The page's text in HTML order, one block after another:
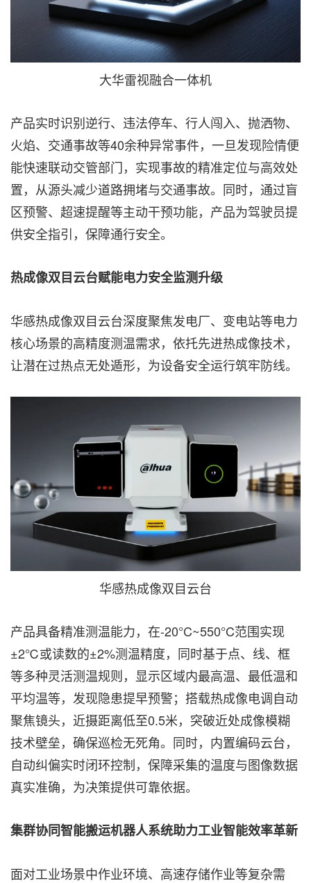
大华雷视融合一体机
产品实时识别逆行、违法停车、行人闯入、抛洒物、
火焰、交通事故等40余种异常事件，一旦发现险情便
能快速联动交管部门，实现事故的精准定位与高效处
置，从源头减少道路拥堵与交通事故。同时，通过盲
区预警、超速提醒等主动干预功能，产品为驾驶员提
供安全指引，保障通行安全。
热成像双目云台赋能电力安全监测升级
华感热成像双目云台深度聚焦发电厂、变电站等电力
核心场景的高精度测温需求，依托先进热成像技术，
让潜在过热点无处遁形，为设备安全运行筑牢防线。
华感热成像双目云台
产品具备精准测温能力，在-20°C~550°C范围实现
±2℃或读数的±2%测温精度，同时基于点、线、框
等多种灵活测温规则，显示区域内最高温、最低温和
平均温等，发现隐患提早预警；搭载热成像电调自动
聚焦镜头，近摄距离低至0.5米，突破近处成像模糊
技术壁垒，确保巡检无死角。同时，内置编码云台，
自动纠偏实时闭环控制，保障采集的温度与图像数据
真实准确，为决策提供可靠依据。
集群协同智能搬运机器人系统助力工业智能效率革新
面对工业场景中作业环境、高速存储作业等复杂需